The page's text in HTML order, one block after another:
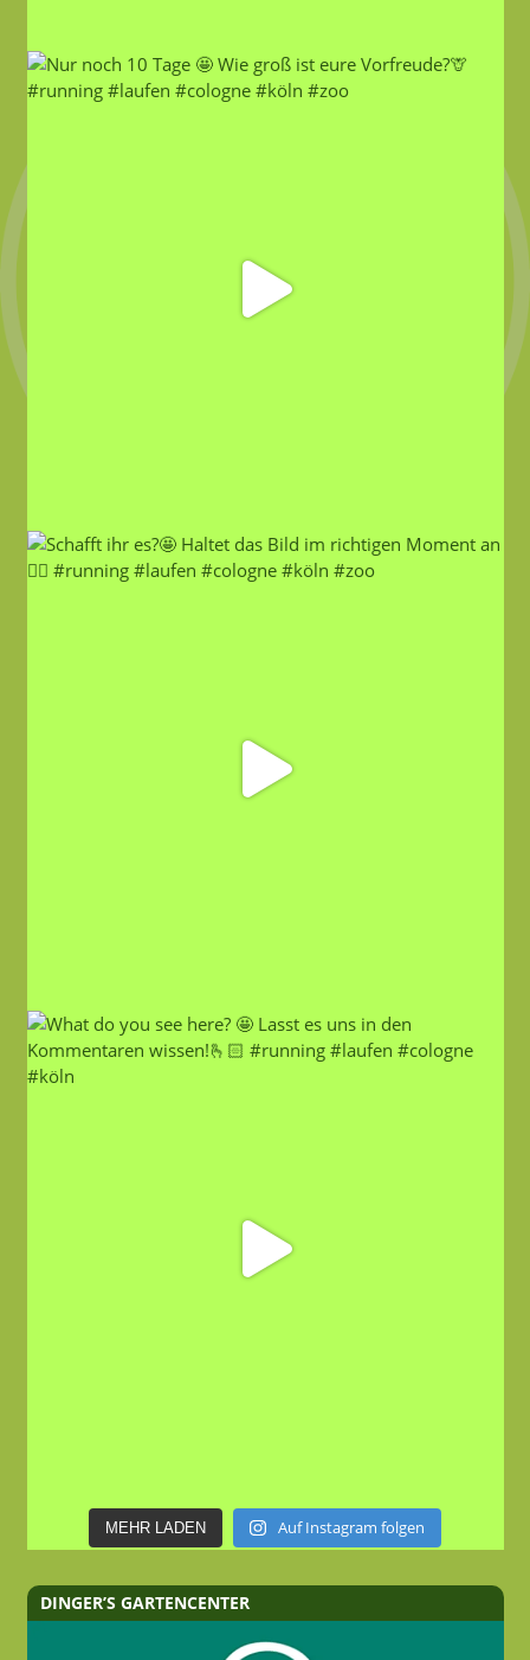
MEHR LADEN Auf Instagram folgen
DINGER’S GARTENCENTER